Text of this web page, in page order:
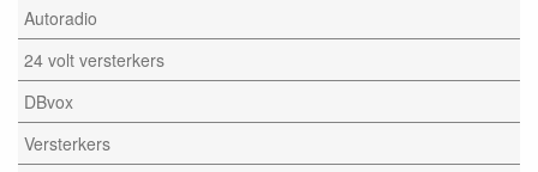
Autoradio
24 volt versterkers
DBvox
Versterkers